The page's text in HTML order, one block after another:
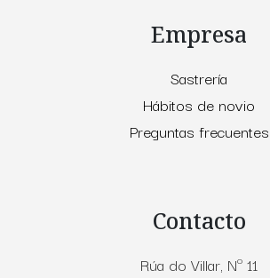
Empresa
Sastrería
Hábitos de novio
Preguntas frecuentes
Contacto
Rúa do Villar, Nº 11